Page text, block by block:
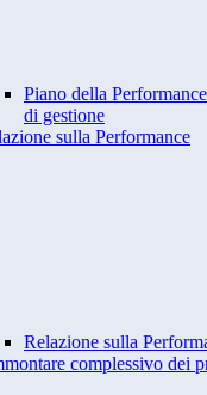
Piano della
di gestione
sulla Performance
Relazione sulla
complessivo dei